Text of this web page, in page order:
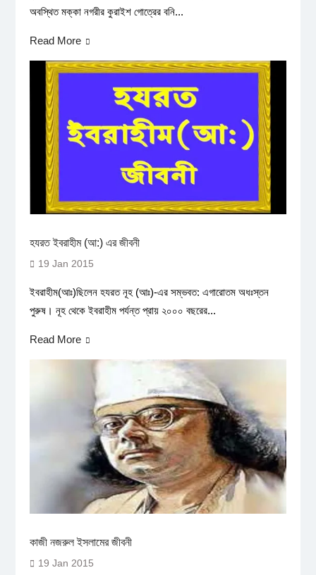
অবস্থিত মক্কা নগরীর কুরাইশ গোত্রের বনি...
Read More
হযরত ইবরাহীম (আ:) এর জীবনী
19 Jan 2015
ইবরাহীম(আঃ)ছিলেন হযরত নূহ (আঃ)-এর সম্ভবত: এগারোতম অধঃস্তন
পুরুষ। নূহ থেকে ইবরাহীম পর্যন্ত প্রায় ২০০০ বছরের...
Read More
কাজী নজরুল ইসলামের জীবনী
19 Jan 2015